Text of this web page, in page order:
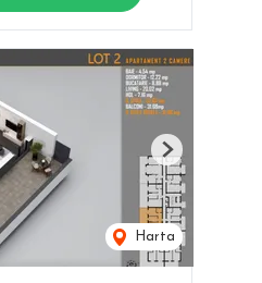
Harta
Next